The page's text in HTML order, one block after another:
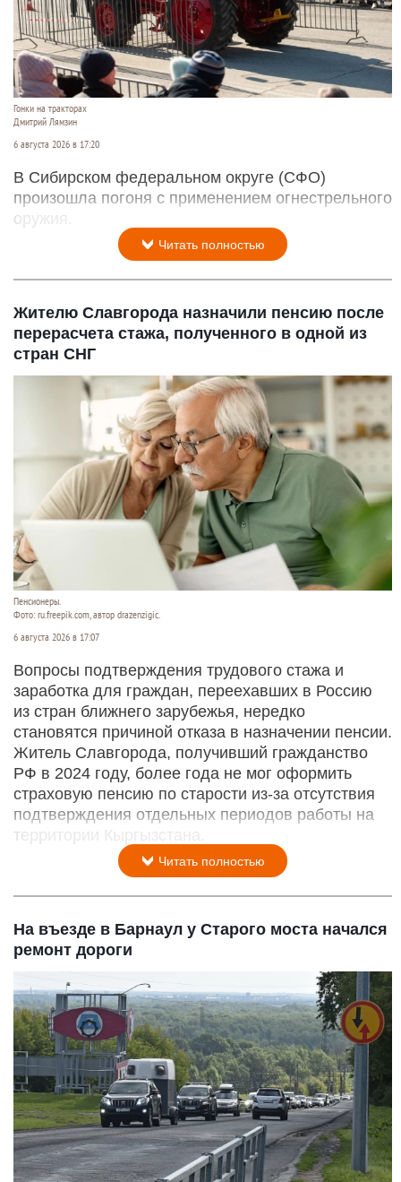
Гонки на тракторах
Дмитрий Лямзин
6 августа 2026 в 17:20
В Сибирском федеральном округе (СФО)
произошла погоня с применением огнестрельного
оружия.
Читать полностью
Жителю Славгорода назначили пенсию после
перерасчета стажа, полученного в одной из
стран СНГ
Пенсионеры.
Фото: ru.freepik.com, автор drazenzigic.
6 августа 2026 в 17:07
Вопросы подтверждения трудового стажа и
заработка для граждан, переехавших в Россию
из стран ближнего зарубежья, нередко
становятся причиной отказа в назначении пенсии.
Житель Славгорода, получивший гражданство
РФ в 2024 году, более года не мог оформить
страховую пенсию по старости из-за отсутствия
подтверждения отдельных периодов работы на
территории Кыргызстана.
Читать полностью
На въезде в Барнаул у Старого моста начался
ремонт дороги